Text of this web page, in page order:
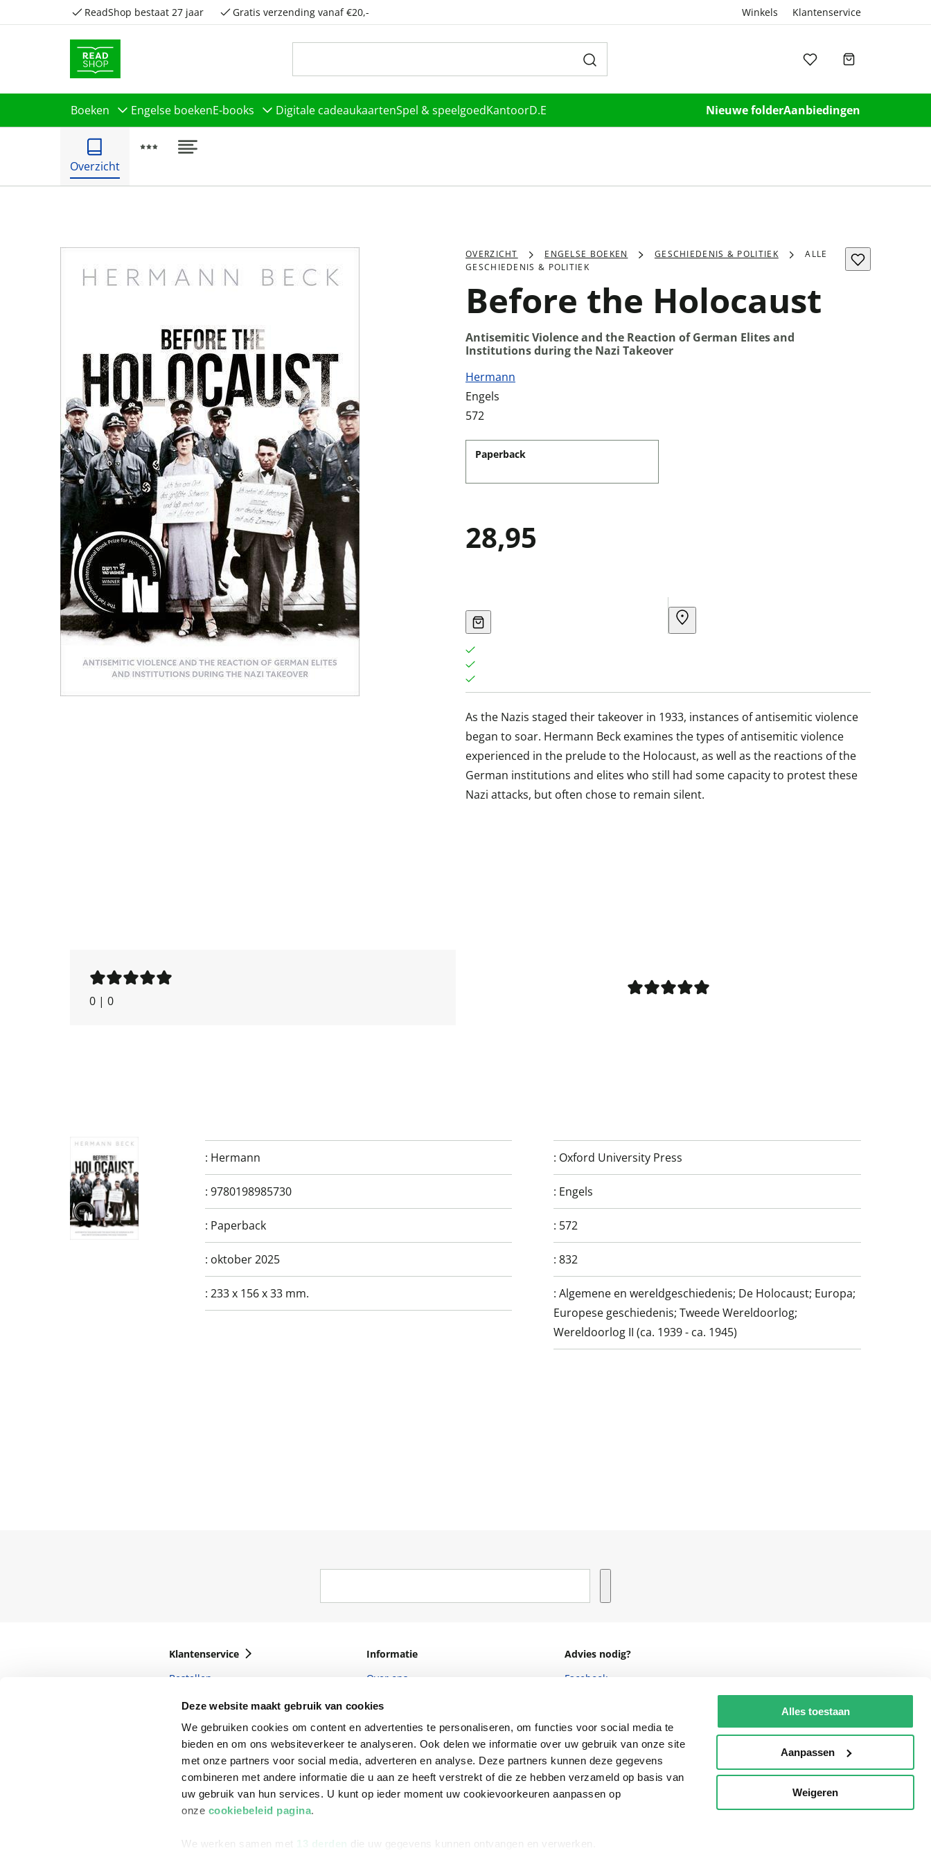
Deze website maakt gebruik van cookies
We gebruiken cookies om content en advertenties te personaliseren, om functies voor social media te
bieden en om ons websiteverkeer te analyseren. Ook delen we informatie over uw gebruik van onze site
met onze partners voor social media, adverteren en analyse. Deze partners kunnen deze gegevens
combineren met andere informatie die u aan ze heeft verstrekt of die ze hebben verzameld op basis van
uw gebruik van hun services. U kunt op ieder moment uw cookievoorkeuren aanpassen op
onze cookiebeleid pagina.
We werken samen met 13 derden die uw gegevens kunnen ontvangen en verwerken.
Alles toestaan
Aanpassen
Weigeren
ReadShop bestaat 27 jaar Gratis verzending vanaf €20,- Winkels Klantenservice
Boeken Engelse boekenE-books Digitale cadeaukaartenSpel & speelgoedKantoorD.E Nieuwe folderAanbiedingen
Overzicht
OVERZICHT ENGELSE BOEKEN GESCHIEDENIS & POLITIEK
ALLE
GESCHIEDENIS & POLITIEK
Before the Holocaust
Antisemitic Violence and the Reaction of German Elites and
Institutions during the Nazi Takeover
Hermann
Engels
572
Paperback
28,95
As the Nazis staged their takeover in 1933, instances of antisemitic violence
began to soar. Hermann Beck examines the types of antisemitic violence
experienced in the prelude to the Holocaust, as well as the reactions of the
German institutions and elites who still had some capacity to protest these
Nazi attacks, but often chose to remain silent.
0 | 0
: Hermann : Oxford University Press
: 9780198985730 : Engels
: Paperback : 572
: oktober 2025 :832
: 233 x 156 x 33 mm. :Algemene en wereldgeschiedenis; De Holocaust; Europa;
Europese geschiedenis; Tweede Wereldoorlog;
Wereldoorlog II (ca. 1939 - ca. 1945)
Klantenservice
Bestellen
Bezorging
Betalen
Retourneren
Veelgestelde vragen
Informatie
Over ons
Vacatures
Winkels en openingstijden
Cadeaukaart
Ondernemer worden
Vulnerability Disclosure policy
Advies nodig?
Facebook
helpdesk@readshop.nl
088 - 133 84 32